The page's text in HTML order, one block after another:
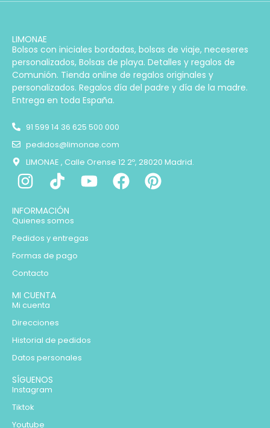
LIMONAE
Bolsos con iniciales bordadas, bolsas de viaje, neceseres
personalizados, Bolsas de playa. Detalles y regalos de
Comunión. Tienda online de regalos originales y
personalizados. Regalos día del padre y día de la madre.
Entrega en toda España.
91 599 14 36 625 500 000
pedidos@limonae.com
LIMONAE , Calle Orense 12 2º, 28020 Madrid.
INFORMACIÓN
Quienes somos
Pedidos y entregas
Formas de pago
Contacto
MI CUENTA
Mi cuenta
Direcciones
Historial de pedidos
Datos personales
SÍGUENOS
Instagram
Tiktok
Youtube